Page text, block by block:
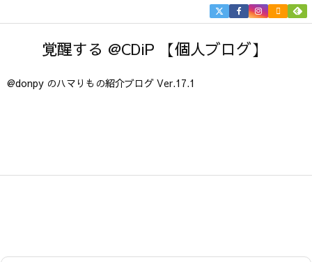
覚醒する @CDiP 【個人ブログ】
@donpy のハマりもの紹介ブログ Ver.17.1

